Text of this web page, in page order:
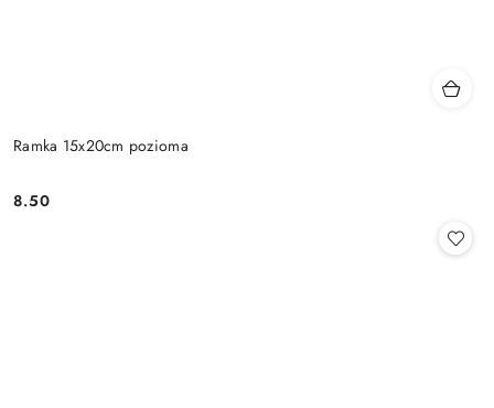
Ramka 15x20cm pozioma
Cena:
8.50